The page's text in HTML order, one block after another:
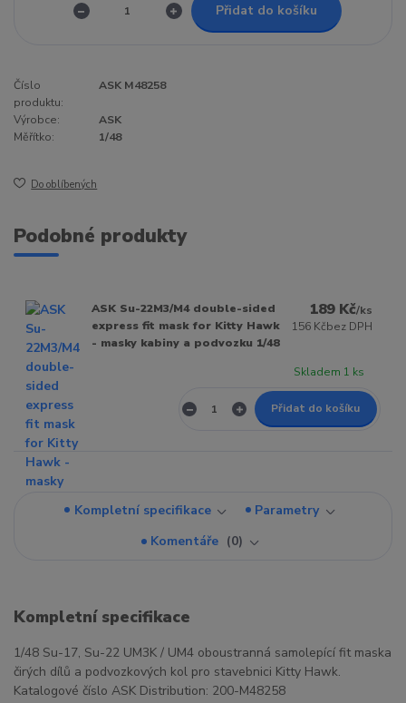
Přidat do košíku
Číslo
produktu:
ASK M48258
Výrobce:
ASK
Měřítko:
1/48
Do oblíbených
Podobné produkty
ASK Su-22M3/M4 double-sided
express fit mask for Kitty Hawk
- masky kabiny a podvozku 1/48
189 Kč/ks
156 Kčbez DPH
Skladem 1 ks
Přidat do košíku
Kompletní specifikace
Parametry
Komentáře
0
Kompletní specifikace
1/48 Su-17, Su-22 UM3K / UM4 oboustranná samolepící fit maska
čirých dílů a podvozkových kol pro stavebnici Kitty Hawk.
Katalogové číslo ASK Distribution: 200-M48258